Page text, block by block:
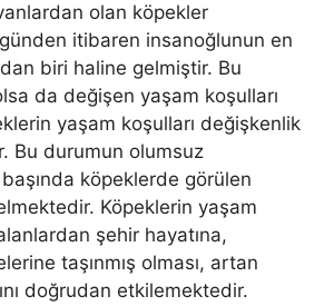
olan köpekler
itibaren insanoğlunun en
biri haline gelmiştir. Bu
da değişen yaşam koşulları
yaşam koşulları değişkenlik
Bu durumun olumsuz
başında köpeklerde görülen
Köpeklerin yaşam
şehir hayatına,
taşınmış olması, artan
doğrudan etkilemektedir.